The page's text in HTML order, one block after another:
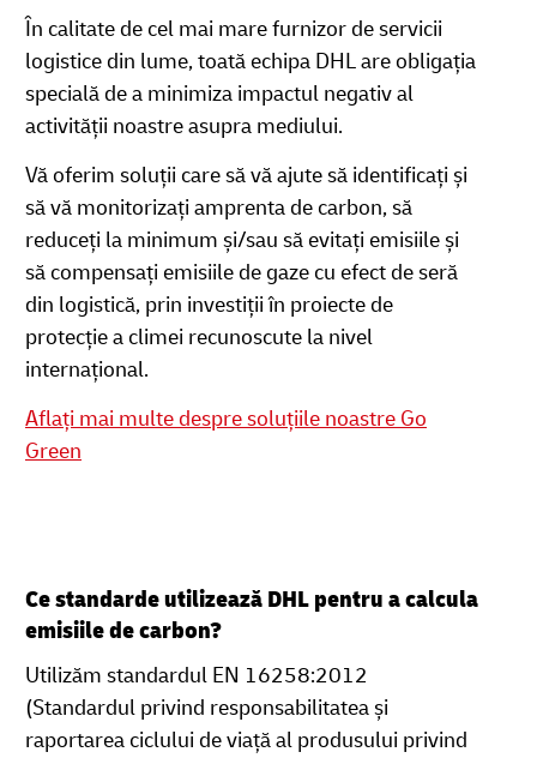
În calitate de cel mai mare furnizor de servicii
logistice din lume, toată echipa DHL are obligația
specială de a minimiza impactul negativ al
activității noastre asupra mediului.
Vă oferim soluții care să vă ajute să identificați și
să vă monitorizați amprenta de carbon, să
reduceți la minimum și/sau să evitați emisiile și
să compensați emisiile de gaze cu efect de seră
din logistică, prin investiții în proiecte de
protecție a climei recunoscute la nivel
internațional.
Aflați mai multe despre soluțiile noastre Go
Green
Ce standarde utilizează DHL pentru a calcula
emisiile de carbon?
Utilizăm standardul EN 16258:2012
(Standardul privind responsabilitatea și
raportarea ciclului de viață al produsului privind